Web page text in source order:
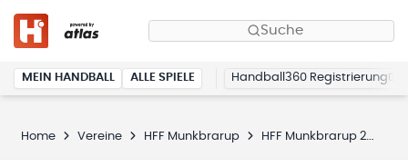
Suche
MEIN HANDBALL ALLE SPIELE Handball360 Registrierung
Home Vereine HFF Munkbrarup HFF Munkbrarup 2